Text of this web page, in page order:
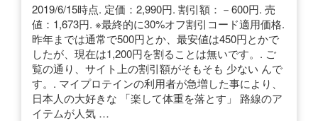
2019/6/15時点. 定価：2,990円. 割引額：－600円. 売
値：1,673円. ※最終的に30%オフ割引コード適用価格.
昨年までは通常で500円とか、最安値は450円とかで
したが、現在は1,200円を割ることは無いです。. ご
覧の通り、サイト上の割引額がそもそも 少ない んで
す。. マイプロテインの利用者が急増した事により、
日本人の大好きな 「楽して体重を落とす」 路線のア
イテムが人気 …